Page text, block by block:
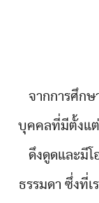
จากการศึก
บุคคลที่มีตั้งแ
ดึงดูดและมีโ
ธรรมดา ซึ่งที่เ